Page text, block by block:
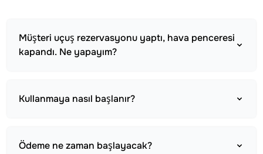
Müşteri uçuş rezervasyonu yaptı, hava penceresi
kapandı. Ne yapayım?
Kullanmaya nasıl başlanır?
Ödeme ne zaman başlayacak?